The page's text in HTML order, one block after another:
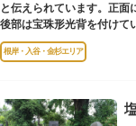
と伝えられています。正面
後部は宝珠形光背を付けて
根岸・入谷・金杉エリア